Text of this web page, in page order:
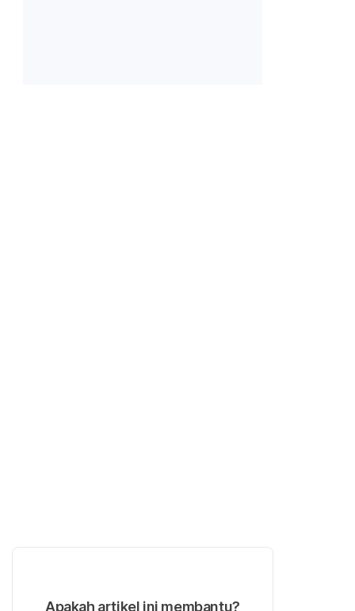
Apakah artikel ini membantu?